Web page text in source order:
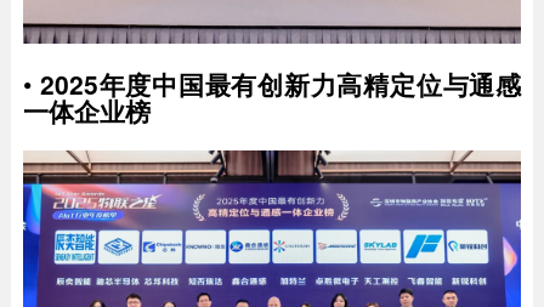
• 2025年度中国最有创新力高精定位与通感
一体企业榜